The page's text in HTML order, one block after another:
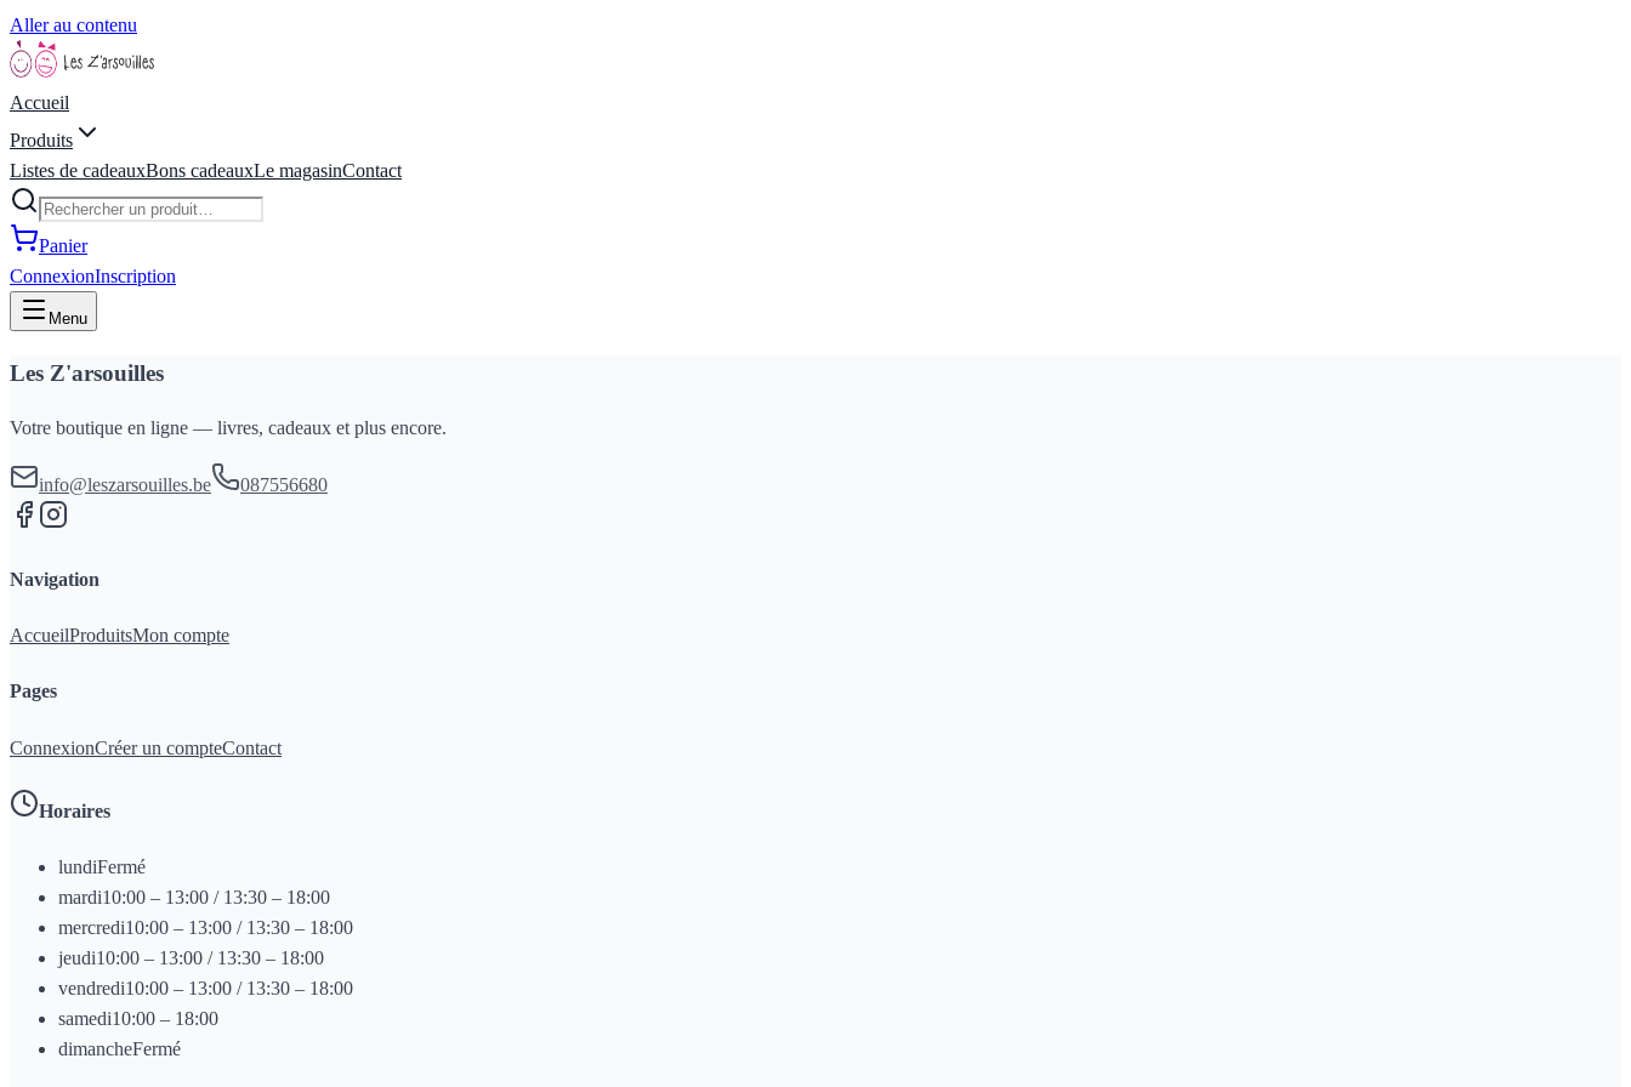
Aller au contenu
Accueil
Produits
Listes de cadeauxBons cadeauxLe magasinContact
Panier
ConnexionInscription
Menu
Les Z'arsouilles
Votre boutique en ligne — livres, cadeaux et plus encore.
info@leszarsouilles.be 087556680
Navigation
AccueilProduitsMon compte
Pages
ConnexionCréer un compteContact
Horaires
lundiFermé
mardi10:00 – 13:00 / 13:30 – 18:00
mercredi10:00 – 13:00 / 13:30 – 18:00
jeudi10:00 – 13:00 / 13:30 – 18:00
vendredi10:00 – 13:00 / 13:30 – 18:00
samedi10:00 – 18:00
dimancheFermé